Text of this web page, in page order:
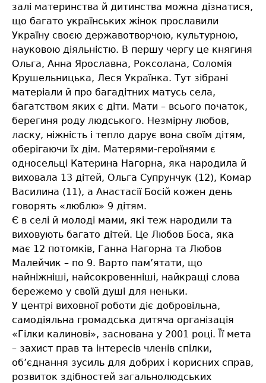
залі материнства й дитинства можна дізнатися,
що багато українських жінок прославили
Україну своєю державотворчою, культурною,
науковою діяльністю. В першу чергу це княгиня
Ольга, Анна Ярославна, Роксолана, Соломія
Крушельницька, Леся Українка. Тут зібрані
матеріали й про багадітних матусь села,
багатством яких є діти. Мати – всього початок,
берегиня роду людського. Незмірну любов,
ласку, ніжність і тепло дарує вона своїм дітям,
оберігаючи їх дім. Матерями-героїнями є
односельці Катерина Нагорна, яка народила й
виховала 13 дітей, Ольга Супрунчук (12), Комар
Василина (11), а Анастасії Босій кожен день
говорять «люблю» 9 дітям.
Є в селі й молоді мами, які теж народили та
виховують багато дітей. Це Любов Боса, яка
має 12 потомків, Ганна Нагорна та Любов
Малейчик – по 9. Варто пам’ятати, що
найніжніші, найсокровенніші, найкращі слова
бережемо у своїй душі для неньки.
У центрі виховної роботи діє добровільна,
самодіяльна громадська дитяча організація
«Гілки калинові», заснована у 2001 році. Її мета
– захист прав та інтересів членів спілки,
об’єднання зусиль для добрих і корисних справ,
розвиток здібностей загальнолюдських